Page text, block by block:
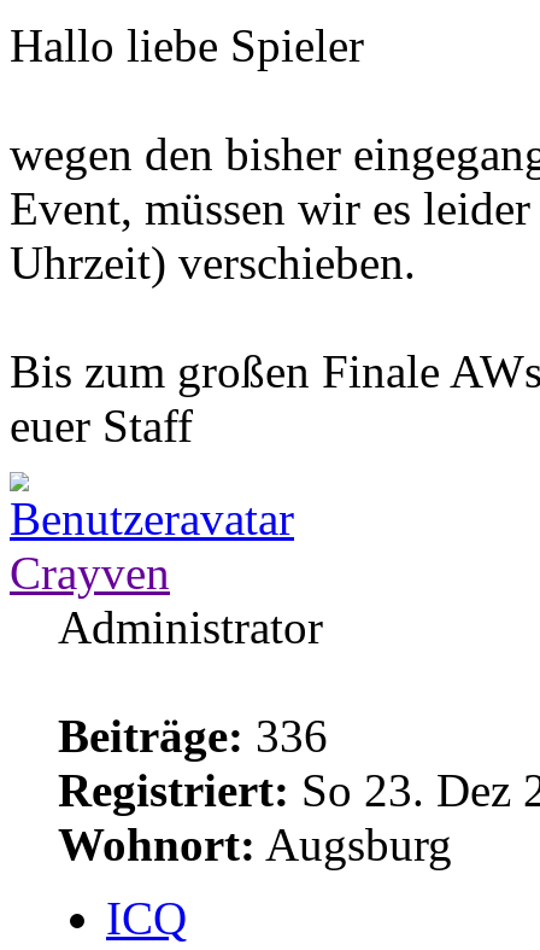
Hallo liebe Spieler
wegen den bisher
Event, müssen wir es
Uhrzeit) verschieben.
Bis zum großen Finale
euer Staff
Crayven
Administrator
Beiträge: 336
Registriert: So 23. Dez
Wohnort: Augsburg
ICQ